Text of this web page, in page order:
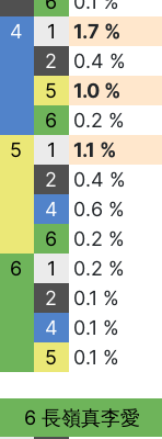
4
1
1.7 %
2
0.4 %
5
1.0 %
6
0.2 %
5
1
1.1 %
2
0.4 %
4
0.6 %
6
0.2 %
6
1
0.2 %
2
0.1 %
4
0.1 %
5
0.1 %
6 長嶺真李愛